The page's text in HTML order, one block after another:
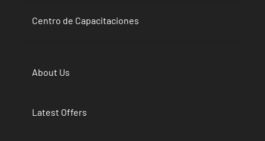
Centro de Capacitaciones
About Us
Latest Offers